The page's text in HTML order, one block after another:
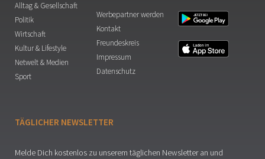
Alltag & Gesellschaft
Politik
Wirtschaft
Kultur & Lifestyle
Netwelt & Medien
Sport
Werbepartner werden
Kontakt
Freundeskreis
Impressum
Datenschutz
TÄGLICHER NEWSLETTER
Melde Dich kostenlos zu unserem täglichen Newsletter an und